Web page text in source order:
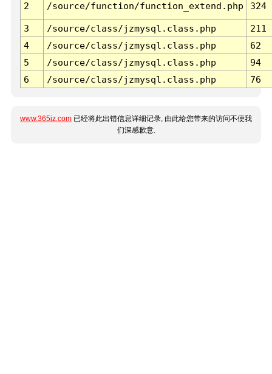
2 /source/function/function_extend.php 324
3 /source/class/jzmysql.class.php
211
4
/source/class/jzmysql.class.php
62
5
/source/class/jzmysql.class.php
94
6
/source/class/jzmysql.class.php 76
www.365jz.com 已经将此出错信息详细记录, 由此给您带来的访问不便我
们深感歉意.